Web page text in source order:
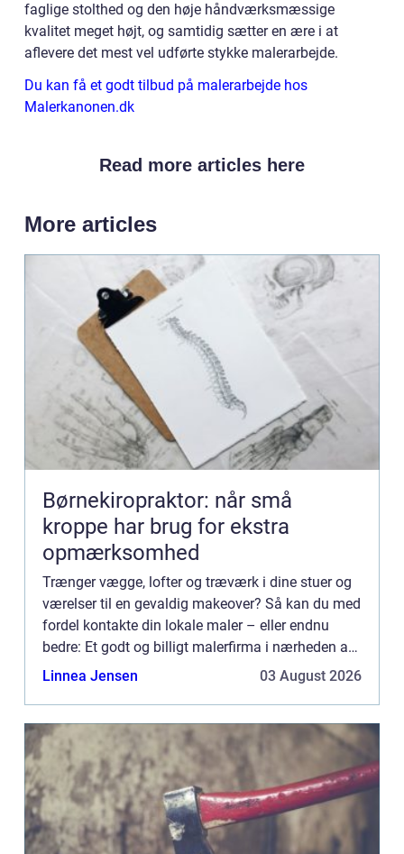
faglige stolthed og den høje håndværksmæssige
kvalitet meget højt, og samtidig sætter en ære i at
aflevere det mest vel udførte stykke malerarbejde.
Du kan få et godt tilbud på malerarbejde hos
Malerkanonen.dk
Read more articles here
More articles
Børnekiropraktor: når små
kroppe har brug for ekstra
opmærksomhed
Trænger vægge, lofter og træværk i dine stuer og
værelser til en gevaldig makeover? Så kan du med
fordel kontakte din lokale maler – eller endnu
bedre: Et godt og billigt malerfirma i nærheden af
dig. Hvorfor skal jeg vælge et malerfirma til at
Linnea Jensen 03 August 2026